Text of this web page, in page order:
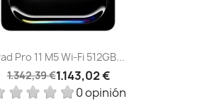
Pro 11 M5 Wi‑Fi 512GB...
1.342,39 €1.143,02 €
0 opinión